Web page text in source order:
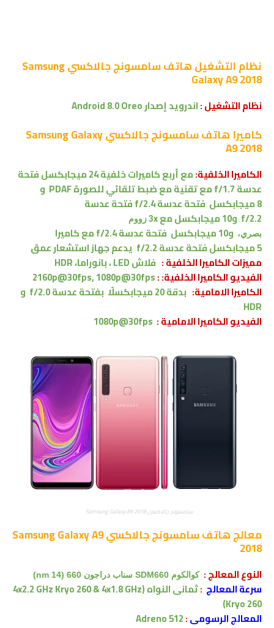
نظام التشغيلهاتف سامسونج جالاكسي Samsung
Galaxy A9 2018
نظام التشغيل :اندرويدإصدار Android 8.0 Oreo
كاميرا هاتف سامسونج جالاكسي Samsung Galaxy
A9 2018
الكاميرا الخلفية:مع أربع كاميرات خلفية 24 ميجابكسل
فتحة
عدسة f/1.7 مع تقنية
مع ضبط تلقائي للصورة PDAF
و
8ميجابكسل فتحة عدسة f/2.4
فتحة عدسة
f/2.2 و10 ميجابكسلمع 3xزووم
بصري، و10 ميجابكسل فتحة عدسة f/2.4
مع كاميرا
5 ميجابكسل
فتحة عدسة f/2.2
يدعم جهاز استشعار عمق
مميزات الكاميرا الخلفية : فلاش LED ، بانوراما، HDR
الفيديو الكاميرا الخلفية: :2160p@30fps, 1080p@30fps
الكاميرا الامامية: ﺑﺪﻗﺔ 20 ﻣﻴﺠﺎﺑﻜﺴﻠًﺎ بفتحة عدسة f/2.0
و
HDR
الفيديوالكاميراالامامية:
1080p@30fps
سامسونج جالاكسي Samsung Galaxy A9 2018
معالج هاتف سامسونج جالاكسي Samsung Galaxy A9
2018
النوع المعالج: كوالكوم SDM660 سناب دراجون 660 (14 nm)
سرعة المعالج :ثمانى النواه (4x2.2 GHz Kryo 260 & 4x1.8 GHz
Kryo 260)
المعالج الرسومى:
Adreno 512